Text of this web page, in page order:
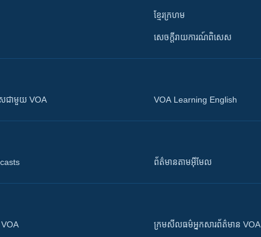
ខ្មែរក្រហម
សេចក្តីរាយការណ៍ពិសេស
ស​​ជាមួយ VOA VOA Learning English
ព័ត៌មាន​តាម​អ៊ីមែល
VOA ក្រម​​​សីលធម៌​​​អ្នក​​​សារព័ត៌មាន VOA